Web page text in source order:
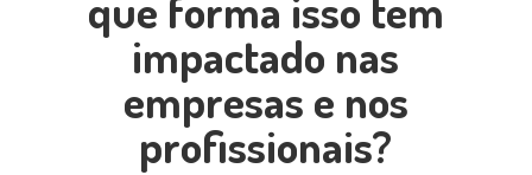
impactado nas
empresas e nos
profissionais?